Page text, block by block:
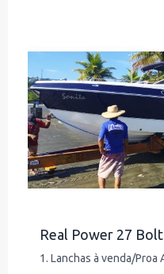
Real Power 27 Bolt
1. Lanchas à venda/Proa